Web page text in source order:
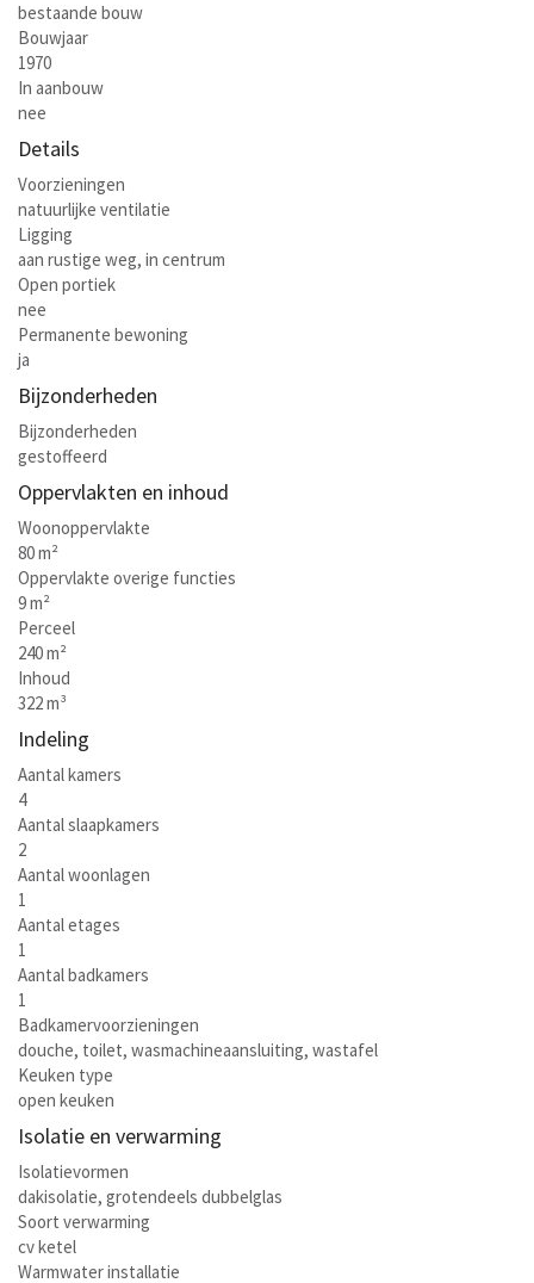
bestaande bouw
Bouwjaar
1970
In aanbouw
nee
Details
Voorzieningen
natuurlijke ventilatie
Ligging
aan rustige weg, in centrum
Open portiek
nee
Permanente bewoning
ja
Bijzonderheden
Bijzonderheden
gestoffeerd
Oppervlakten en inhoud
Woonoppervlakte
80 m²
Oppervlakte overige functies
9 m²
Perceel
240 m²
Inhoud
322 m³
Indeling
Aantal kamers
4
Aantal slaapkamers
2
Aantal woonlagen
1
Aantal etages
1
Aantal badkamers
1
Badkamervoorzieningen
douche, toilet, wasmachineaansluiting, wastafel
Keuken type
open keuken
Isolatie en verwarming
Isolatievormen
dakisolatie, grotendeels dubbelglas
Soort verwarming
cv ketel
Warmwater installatie